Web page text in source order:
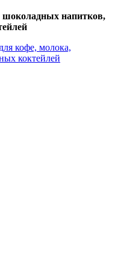
шоколадных напитков,